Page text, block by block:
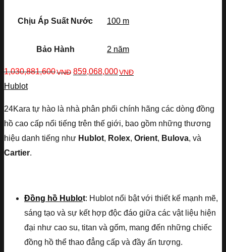
Chịu Áp Suất Nước 100 m
Bảo Hành 2 năm
1,030,881,600VNĐ 859,068,000VNĐ
Hublot
24Kara tự hào là nhà phân phối chính hãng các dòng đồng
hồ cao cấp nổi tiếng trên thế giới, bao gồm những thương
hiệu danh tiếng như Hublot, Rolex, Orient, Bulova, và
Cartier.
Đồng hồ Hublot: Hublot nổi bật với thiết kế mạnh mẽ,
sáng tạo và sự kết hợp độc đáo giữa các vật liệu hiện
đại như cao su, titan và gốm, mang đến những chiếc
đồng hồ thể thao đẳng cấp và đầy ấn tượng.